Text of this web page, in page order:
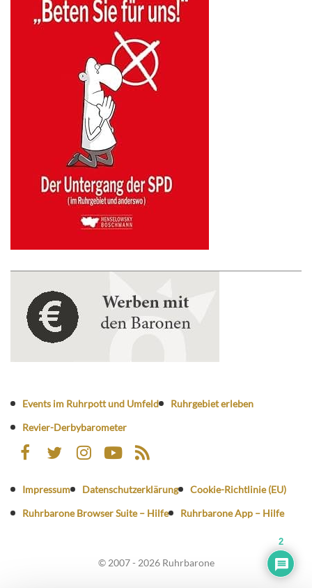
Events im Ruhrpott und Umfeld
Ruhrgebiet erleben
Revier-Derbybarometer
Impressum Datenschutzerklärung
Cookie-Richtlinie (EU)
Ruhrbarone Browser Suite – Hilfe
Ruhrbarone App – Hilfe
© 2007 - 2026 Ruhrbarone
2